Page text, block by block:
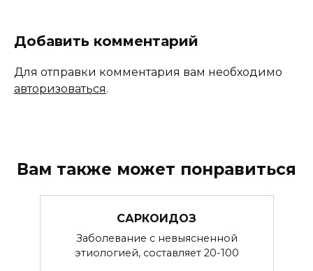
Добавить комментарий
Для отправки комментария вам необходимо
авторизоваться.
Вам также может понравиться
САРКОИДОЗ
Заболевание с невыясненной
этиологией, составляет 20-100